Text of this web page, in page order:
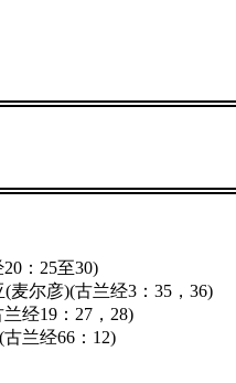
：25至30)
麦尔彦)(古兰经3：35，36)
经19：27，28)
兰经66：12)